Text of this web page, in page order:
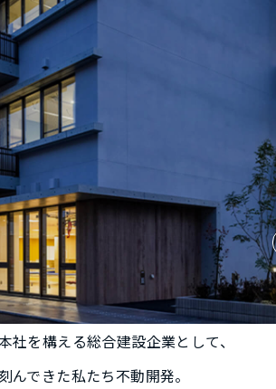
社を構える総合建設企業として、
んできた私たち不動開発。